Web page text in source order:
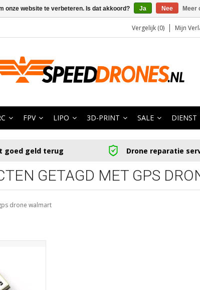
Vergelijk (0) Mijn
FPV LIPO 3D-PRINT SALE DIENST
goed geld terug Drone reparatie
GETAGD MET GPS
drone walmart
onze website te verbeteren. Is dat akkoord? Ja Nee Meer